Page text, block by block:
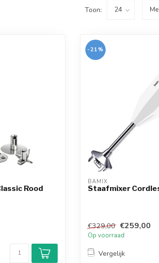
Toon:
Rood
-21%
BAMIX
Staafmixer
€329,00 €259,00
Op voorraad
Vergelijk